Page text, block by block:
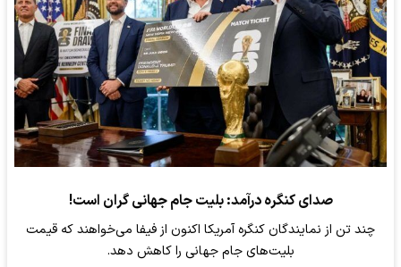
صدای کنگره درآمد: بلیت جام جهانی گران است!
چند تن از نمایندگان کنگره آمریکا اکنون از فیفا می‌خواهند که قیمت‌
بلیت‌های جام جهانی را کاهش دهد.